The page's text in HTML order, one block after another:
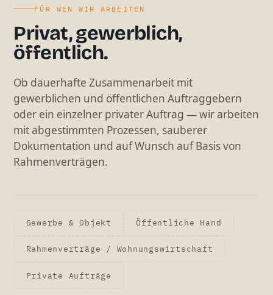
FÜR WEN WIR ARBEITEN
Privat, gewerblich,
öffentlich.
Ob dauerhafte Zusammenarbeit mit
gewerblichen und öffentlichen Auftraggebern
oder ein einzelner privater Auftrag — wir arbeiten
mit abgestimmten Prozessen, sauberer
Dokumentation und auf Wunsch auf Basis von
Rahmenverträgen.
Gewerbe & Objekt Öffentliche Hand
Rahmenverträge / Wohnungswirtschaft
Private Aufträge